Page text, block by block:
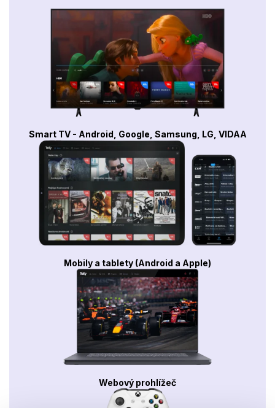
Smart TV - Android, Google, Samsung, LG, VIDAA
Mobily a tablety (Android a Apple)
Webový prohlížeč